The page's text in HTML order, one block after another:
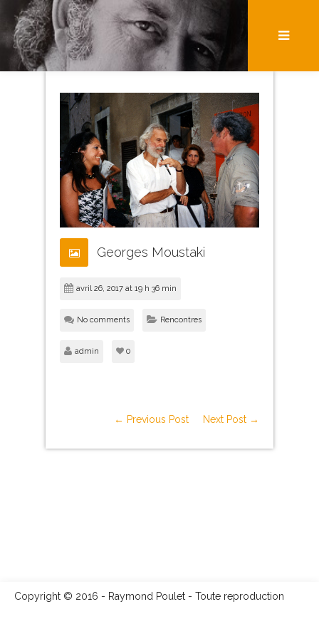
Georges Moustaki
avril 26, 2017 at 19 h 36 min
No comments Rencontres
admin 0
← Previous Post Next Post →
Copyright © 2016 - Raymond Poulet - Toute reproduction